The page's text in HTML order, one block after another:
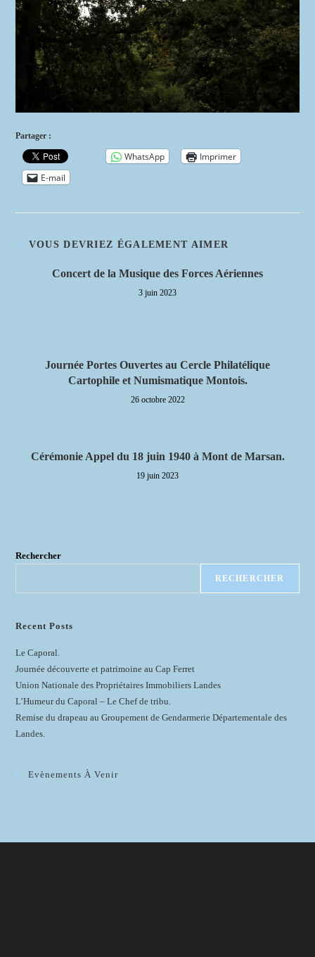
Partager :
WhatsApp
Imprimer
E-mail
VOUS DEVRIEZ ÉGALEMENT AIMER
Concert de la Musique des Forces Aériennes
3 juin 2023
Journée Portes Ouvertes au Cercle Philatélique
Cartophile et Numismatique Montois.
26 octobre 2022
Cérémonie Appel du 18 juin 1940 à Mont de Marsan.
19 juin 2023
Rechercher
RECHERCHER
Recent Posts
Le Caporal.
Journée découverte et patrimoine au Cap Ferret
Union Nationale des Propriétaires Immobiliers Landes
L’Humeur du Caporal – Le Chef de tribu.
Remise du drapeau au Groupement de Gendarmerie Départementale des
Landes.
Evènements À Venir